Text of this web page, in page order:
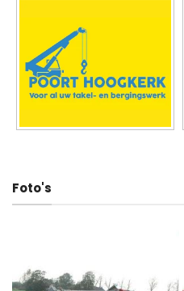
Foto's